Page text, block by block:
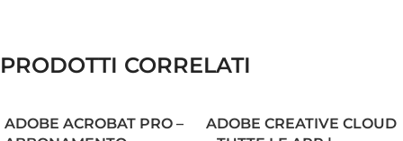
Recensioni dei clienti
Massimo Corrado
PRODOTTI CORRELATI
ADOBE ACROBAT PRO –
ADOBE CREATIVE CLOUD